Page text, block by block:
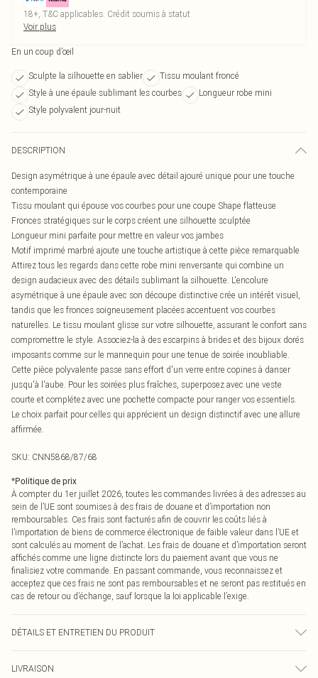
18+, T&C applicables. Crédit soumis à statut
Voir plus
En un coup d’œil
Sculpte la silhouette en sablier
Tissu moulant froncé
Style à une épaule sublimant les courbes
Longueur robe mini
Style polyvalent jour-nuit
DESCRIPTION
Design asymétrique à une épaule avec détail ajouré unique pour une touche
contemporaine
Tissu moulant qui épouse vos courbes pour une coupe Shape flatteuse
Fronces stratégiques sur le corps créent une silhouette sculptée
Longueur mini parfaite pour mettre en valeur vos jambes
Motif imprimé marbré ajoute une touche artistique à cette pièce remarquable
Attirez tous les regards dans cette robe mini renversante qui combine un
design audacieux avec des détails sublimant la silhouette. L'encolure
asymétrique à une épaule avec son découpe distinctive crée un intérêt visuel,
tandis que les fronces soigneusement placées accentuent vos courbes
naturelles. Le tissu moulant glisse sur votre silhouette, assurant le confort sans
compromettre le style. Associez-la à des escarpins à brides et des bijoux dorés
imposants comme sur le mannequin pour une tenue de soirée inoubliable.
Cette pièce polyvalente passe sans effort d'un verre entre copines à danser
jusqu'à l'aube. Pour les soirées plus fraîches, superposez avec une veste
courte et complétez avec une pochette compacte pour ranger vos essentiels.
Le choix parfait pour celles qui apprécient un design distinctif avec une allure
affirmée.
SKU: CNN5868/87/68
*Politique de prix
À compter du 1er juillet 2026, toutes les commandes livrées à des adresses au
sein de l’UE sont soumises à des frais de douane et d’importation non
remboursables. Ces frais sont facturés afin de couvrir les coûts liés à
l’importation de biens de commerce électronique de faible valeur dans l’UE et
sont calculés au moment de l’achat. Les frais de douane et d’importation seront
affichés comme une ligne distincte lors du paiement avant que vous ne
finalisiez votre commande. En passant commande, vous reconnaissez et
acceptez que ces frais ne sont pas remboursables et ne seront pas restitués en
cas de retour ou d’échange, sauf lorsque la loi applicable l’exige.
DÉTAILS ET ENTRETIEN DU PRODUIT
couleur peut déteindre.
LIVRAISON